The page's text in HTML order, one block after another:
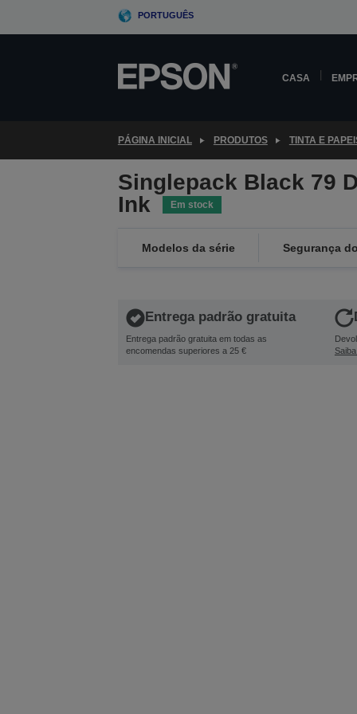
PORTUGUÊS
CASA
PÁGINA INICIAL PRODUTOS TINTA E
Singlepack Black 79
Ink
Em stock
Modelos da série Segurança
Entrega padrão gratuita
Entrega padrão gratuita em todas as
encomendas superiores a 25 €